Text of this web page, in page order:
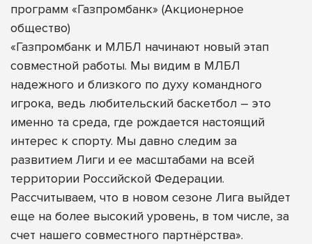
программ «Газпромбанк» (Акционерное
общество)
«Газпромбанк и МЛБЛ начинают новый этап
совместной работы. Мы видим в МЛБЛ
надежного и близкого по духу командного
игрока, ведь любительский баскетбол – это
именно та среда, где рождается настоящий
интерес к спорту. Мы давно следим за
развитием Лиги и ее масштабами на всей
территории Российской Федерации.
Рассчитываем, что в новом сезоне Лига выйдет
еще на более высокий уровень, в том числе, за
счет нашего совместного партнёрства».